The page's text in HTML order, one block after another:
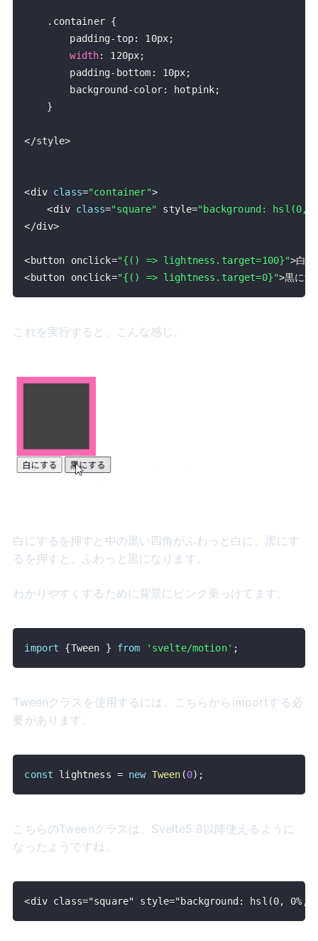
. container {
		padding
-top: 10px;
width: 120px;
		padding
- bottom : 10px;
		background
-color: hotpink;
}
</style>
<div class="container">
<div class="square" style="background: hsl(0,
</div>
<button onclick="{() => lightness.target=100}">白
<button onclick="{() => lightness.target=0}">黒にす
これを実行すると、こんな感じ。
白にするを押すと中の黒い四角がふわっと白に。黒にす
るを押すと、ふわっと黒になります。
わかりやすくするために背景にピンク乗っけてます。
import {Tween } from 'svelte/motion' ;
Tweenクラスを使用するには、こちらからimportする必
要があります。
const lightness = new Tween (0) ;
こちらのTweenクラスは、Svelte5.8以降使えるように
なったようですね。
<div class="square" style="background: hsl(0,